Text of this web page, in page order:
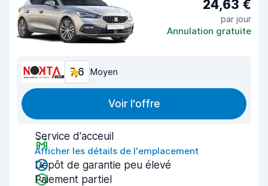
24,63 €
par jour
Annulation gratuite
7,6 Moyen
Voir l'offre
Service d'acceuil
Afficher les détails de l'emplacement
Dépôt de garantie peu élevé
Paiement partiel